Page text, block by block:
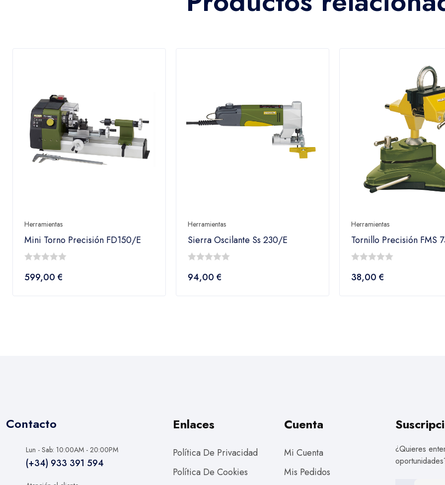
Herramientas
Mini Torno Precisión FD150/E
fuera
599,00 €
Herramientas
Sierra Oscilante Ss 230/E
fuera
94,00 €
Herramientas
Tornillo Precisión FMS
fuera
38,00 €
Contacto
Lun - Sab: 10:00AM - 20:00PM
(+34) 933 391 594
Enlaces
Política De Privacidad
Política De Cookies
Cuenta
Mi Cuenta
Mis Pedidos
¿Quieres